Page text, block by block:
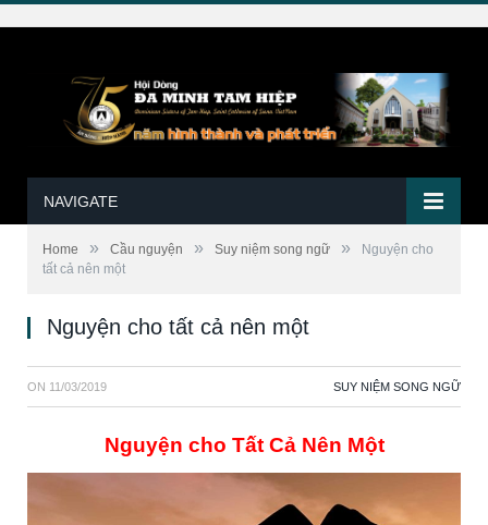
NAVIGATE
Home » Cầu nguyện » Suy niệm song ngữ »
Nguyện cho
tất cả nên một
Nguyện cho tất cả nên một
ON 11/03/2019 SUY NIỆM SONG NGỮ
Nguyện cho Tất Cả Nên Một